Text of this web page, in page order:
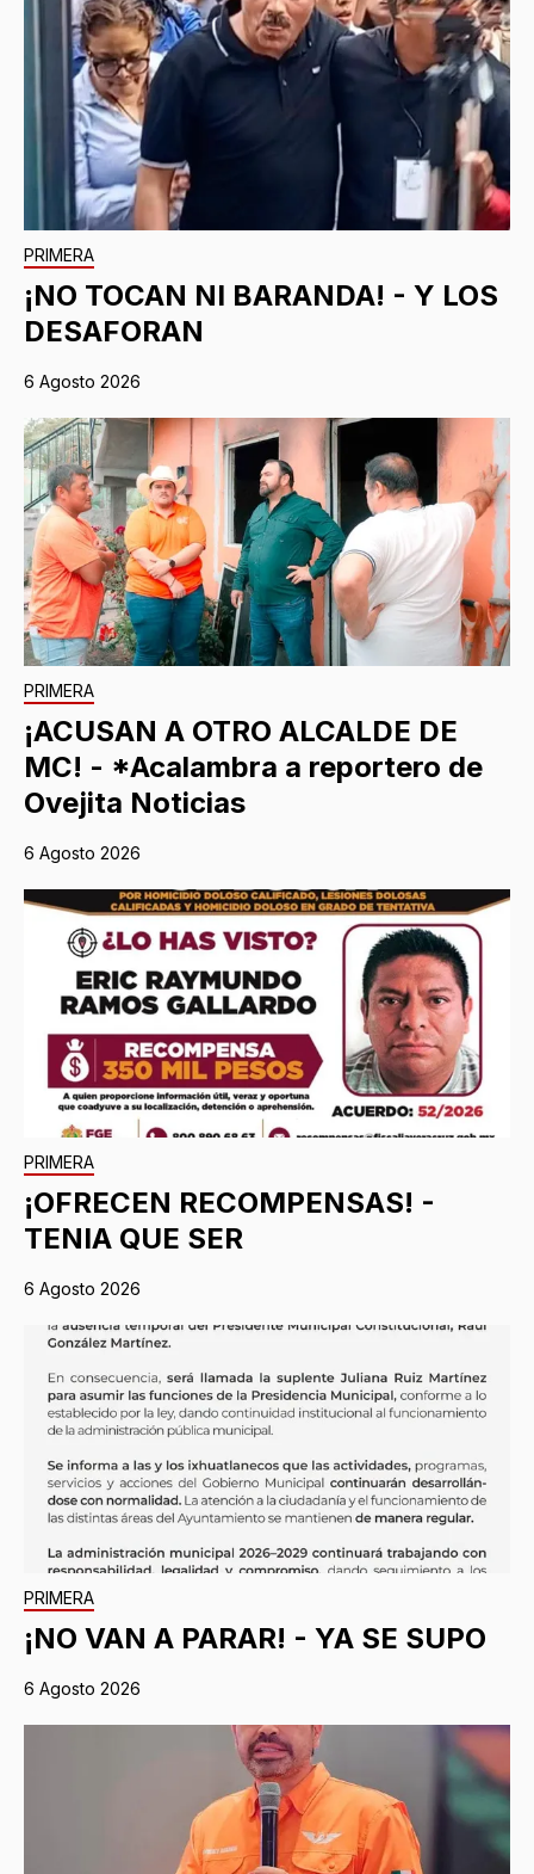
PRIMERA
¡NO TOCAN NI BARANDA! - Y LOS
DESAFORAN
6 Agosto 2026
PRIMERA
¡ACUSAN A OTRO ALCALDE DE
MC! - *Acalambra a reportero de
Ovejita Noticias
6 Agosto 2026
PRIMERA
¡OFRECEN RECOMPENSAS! -
TENIA QUE SER
6 Agosto 2026
PRIMERA
¡NO VAN A PARAR! - YA SE SUPO
6 Agosto 2026